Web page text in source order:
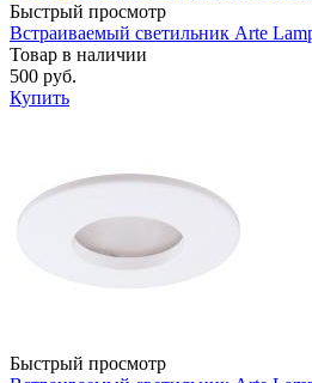
Быстрый просмотр
Встраиваемый светильник Arte
Товар в наличии
500 руб.
Купить
Быстрый просмотр